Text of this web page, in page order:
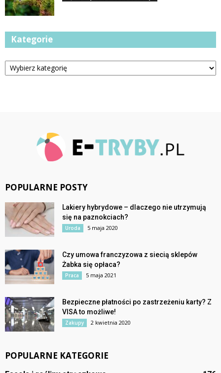
Kategorie
Kategorie
POPULARNE POSTY
Lakiery hybrydowe – dlaczego nie utrzymują
się na paznokciach?
Uroda 5 maja 2020
Czy umowa franczyzowa z siecią sklepów
Żabka się opłaca?
Praca 5 maja 2021
Bezpieczne płatności po zastrzeżeniu karty? Z
VISA to możliwe!
Zakupy 2 kwietnia 2020
POPULARNE KATEGORIE